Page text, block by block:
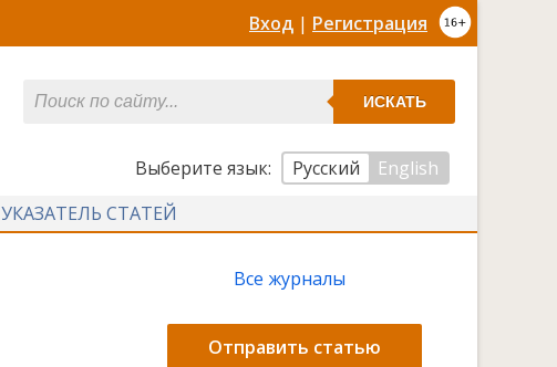
Вход | Регистрация
ИСКАТЬ
Выберите язык: Русский
English
УКАЗАТЕЛЬ СТАТЕЙ
Все журналы
Отправить статью